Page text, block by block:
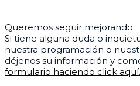
Queremos seguir mejorando.
Si tiene alguna duda o
nuestra programación o
déjenos su información y
formulario haciendo click aquí.